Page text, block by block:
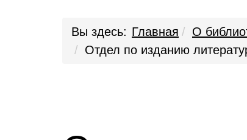
Вы здесь: Главная О
Отдел по изданию